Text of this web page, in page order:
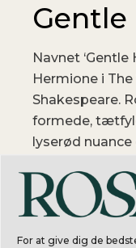
For at give dig de
Navnet
Hermione i
Shakespeare.
formede,
lyserød
engelske roser.